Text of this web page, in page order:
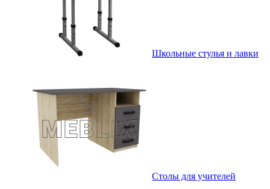
Школьные стулья и лавки
Столы для учителей